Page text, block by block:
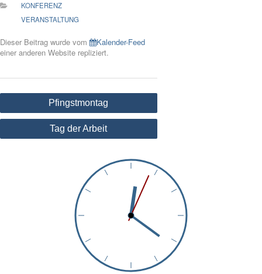
KONFERENZ
VERANSTALTUNG
Dieser Beitrag wurde vom
Kalender-Feed
einer anderen Website repliziert.
Beitragsnavigation
Pfingstmontag
Tag der Arbeit